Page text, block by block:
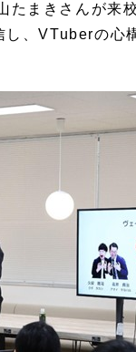
まきさんが来
、VTuberの心